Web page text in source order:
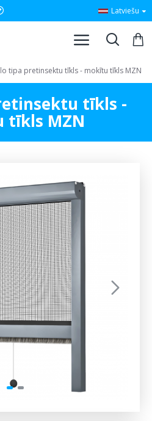
Latviešu
tipa pretinsektu tīkls - mokītu tīkls MZN
tīkls -
tīkls MZN